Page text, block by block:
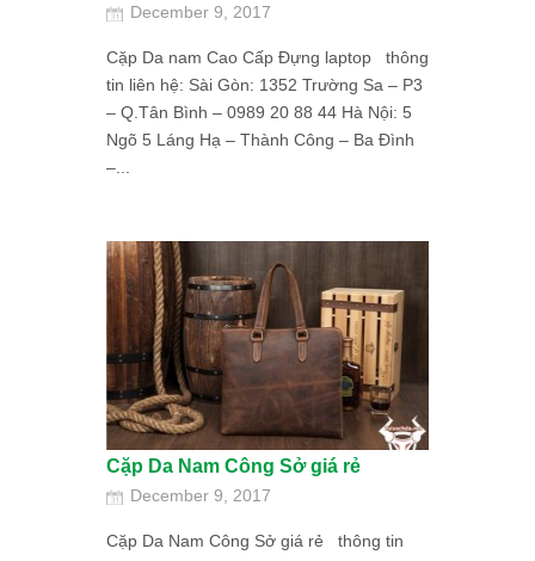
December 9, 2017
Cặp Da nam Cao Cấp Đựng laptop thông
tin liên hệ: Sài Gòn: 1352 Trường Sa – P3
– Q.Tân Bình – 0989 20 88 44 Hà Nội: 5
Ngõ 5 Láng Hạ – Thành Công – Ba Đình
–...
Cặp Da Nam Công Sở giá rẻ
December 9, 2017
Cặp Da Nam Công Sở giá rẻ thông tin